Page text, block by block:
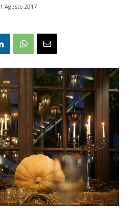
1 Agosto 2017